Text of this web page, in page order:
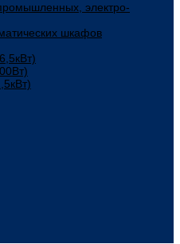
электро-
шкафов